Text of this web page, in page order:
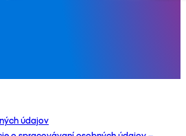
údajov